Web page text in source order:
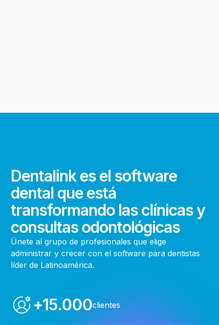
Dentalink es el software
dental que está
transformando las clínicas y
consultas odontológicas
Únete al grupo de profesionales que elige
administrar y crecer con el software para dentistas
líder de Latinoamérica.
+15.000clientes